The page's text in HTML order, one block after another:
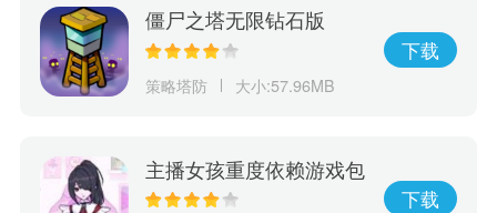
僵尸之塔无限钻石版
策略塔防 大小:57.96MB
下载
主播女孩重度依赖游戏包
下载